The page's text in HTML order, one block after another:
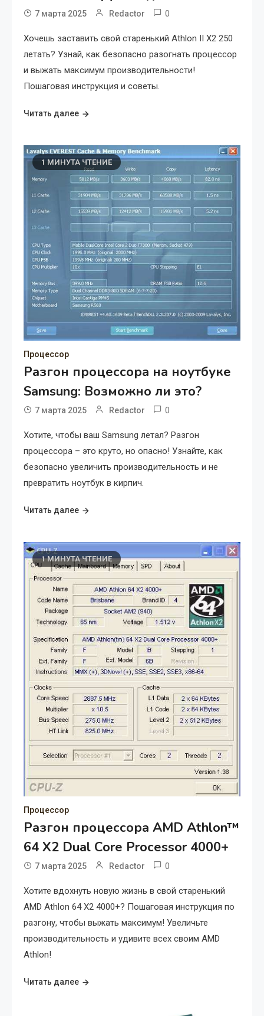
7 марта 2025 Redactor 0
Хочешь заставить свой старенький Athlon II X2 250
летать? Узнай, как безопасно разогнать процессор
и выжать максимум производительности!
Пошаговая инструкция и советы.
Читать далее
1 МИНУТА ЧТЕНИЕ
Процессор
Разгон процессора на ноутбуке
Samsung: Возможно ли это?
7 марта 2025 Redactor 0
Хотите, чтобы ваш Samsung летал? Разгон
процессора – это круто, но опасно! Узнайте, как
безопасно увеличить производительность и не
превратить ноутбук в кирпич.
Читать далее
1 МИНУТА ЧТЕНИЕ
Процессор
Разгон процессора AMD Athlon™
64 X2 Dual Core Processor 4000+
7 марта 2025 Redactor 0
Хотите вдохнуть новую жизнь в свой старенький
AMD Athlon 64 X2 4000+? Пошаговая инструкция по
разгону, чтобы выжать максимум! Увеличьте
производительность и удивите всех своим AMD
Athlon!
Читать далее